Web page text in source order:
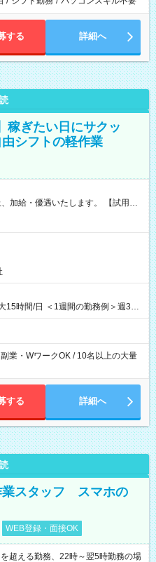
する 詳細へ
稼ぎたい日にサクッ
シフトの軽作業
・優遇いたします。 【試用期
15時間/日 ＜1週間の勤務例＞週3回
土・日 好きな時にお仕事
業・WワークOK / 10名以上の大量
する 詳細へ
業スタッフ スマホの
WEB登録・面接OK
える勤務、22時～翌5時勤務の場